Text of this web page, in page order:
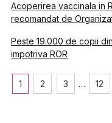
Acoperirea vaccinala in
recomandat de
Peste 19.000 de copii
impotriva ROR
1 2 3 … 12